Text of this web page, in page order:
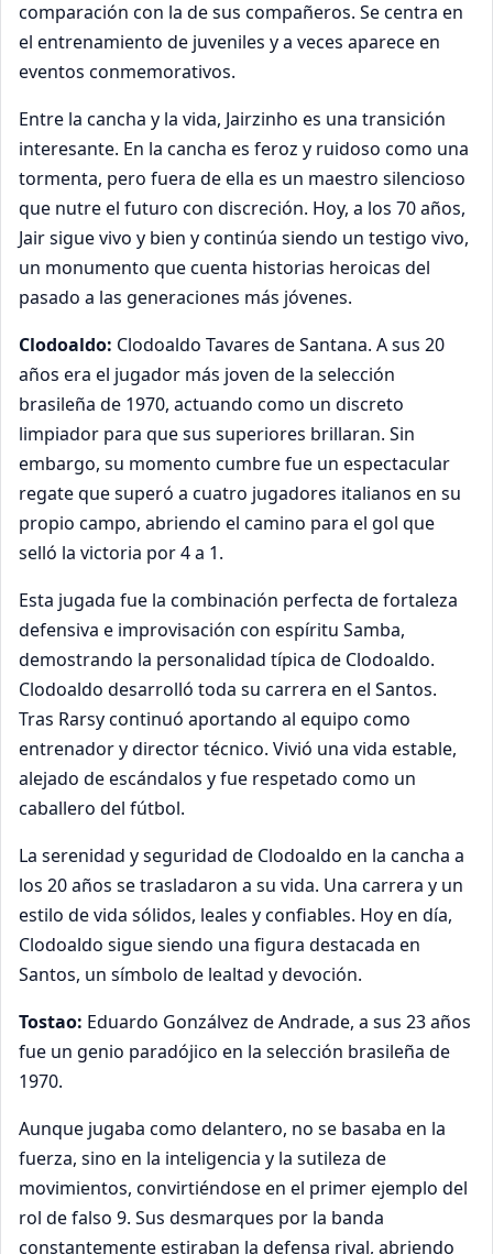
comparación con la de sus compañeros. Se centra en
el entrenamiento de juveniles y a veces aparece en
eventos conmemorativos.
Entre la cancha y la vida, Jairzinho es una transición
interesante. En la cancha es feroz y ruidoso como una
tormenta, pero fuera de ella es un maestro silencioso
que nutre el futuro con discreción. Hoy, a los 70 años,
Jair sigue vivo y bien y continúa siendo un testigo vivo,
un monumento que cuenta historias heroicas del
pasado a las generaciones más jóvenes.
Clodoaldo: Clodoaldo Tavares de Santana. A sus 20
años era el jugador más joven de la selección
brasileña de 1970, actuando como un discreto
limpiador para que sus superiores brillaran. Sin
embargo, su momento cumbre fue un espectacular
regate que superó a cuatro jugadores italianos en su
propio campo, abriendo el camino para el gol que
selló la victoria por 4 a 1.
Esta jugada fue la combinación perfecta de fortaleza
defensiva e improvisación con espíritu Samba,
demostrando la personalidad típica de Clodoaldo.
Clodoaldo desarrolló toda su carrera en el Santos.
Tras Rarsy continuó aportando al equipo como
entrenador y director técnico. Vivió una vida estable,
alejado de escándalos y fue respetado como un
caballero del fútbol.
La serenidad y seguridad de Clodoaldo en la cancha a
los 20 años se trasladaron a su vida. Una carrera y un
estilo de vida sólidos, leales y confiables. Hoy en día,
Clodoaldo sigue siendo una figura destacada en
Santos, un símbolo de lealtad y devoción.
Tostao: Eduardo Gonzálvez de Andrade, a sus 23 años
fue un genio paradójico en la selección brasileña de
1970.
Aunque jugaba como delantero, no se basaba en la
fuerza, sino en la inteligencia y la sutileza de
movimientos, convirtiéndose en el primer ejemplo del
rol de falso 9. Sus desmarques por la banda
constantemente estiraban la defensa rival, abriendo